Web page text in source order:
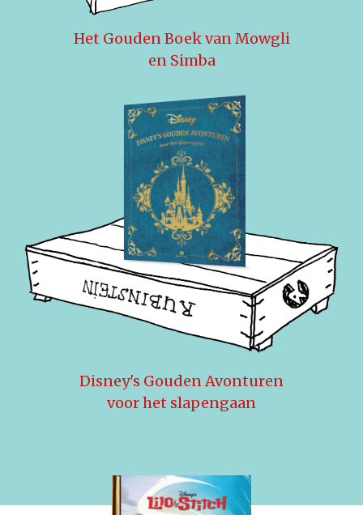
Het Gouden Boek van Mowgli
en Simba
Disney's Gouden Avonturen
voor het slapengaan